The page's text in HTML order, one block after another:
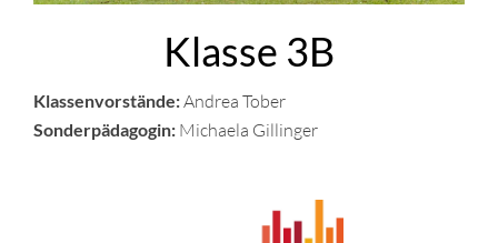
Klasse 3B
Klassenvorstände:Andrea Tober
Sonderpädagogin: Michaela Gillinger